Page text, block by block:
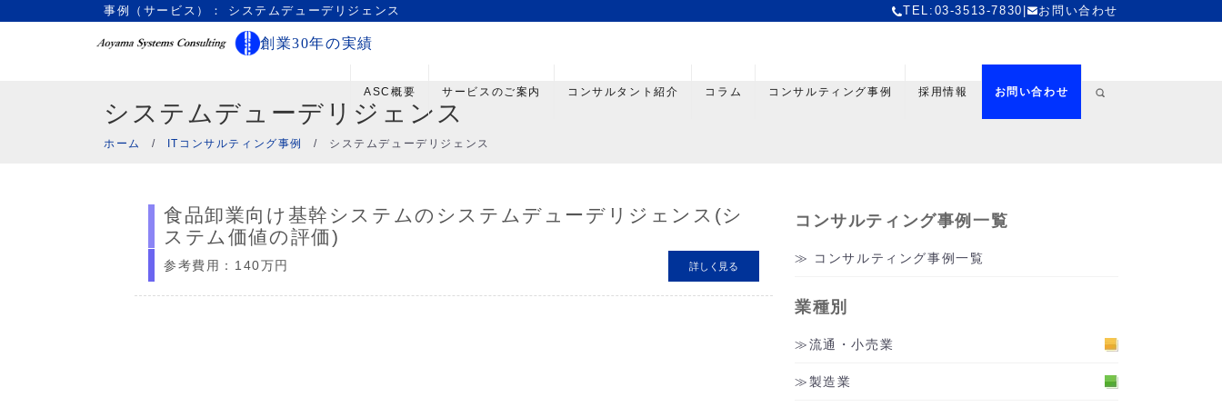
事例（サービス）： システムデューデリジェンス TEL:03-3513-7830 お問い合わせ
創業30年の実績
ASC概要 サービスのご案内 コンサルタント紹介 コラム コンサルティング事例 採用情報 お問い合わせ
システムデューデリジェンス
ホーム / ITコンサルティング事例 / システムデューデリジェンス
食品卸業向け基幹システムのシステムデューデリジェンス(シ
ステム価値の評価)
参考費用：140万円 詳しく見る
コンサルティング事例一覧
コンサルティング事例一覧
業種別
流通・小売業
製造業